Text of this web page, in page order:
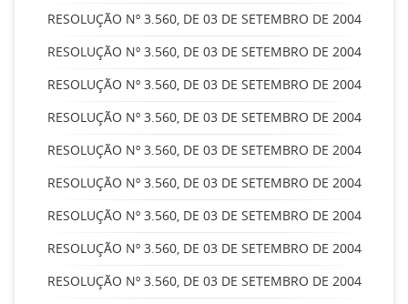
RESOLUÇÃO Nº 3.560, DE 03 DE SETEMBRO DE 2004
RESOLUÇÃO Nº 3.560, DE 03 DE SETEMBRO DE 2004
RESOLUÇÃO Nº 3.560, DE 03 DE SETEMBRO DE 2004
RESOLUÇÃO Nº 3.560, DE 03 DE SETEMBRO DE 2004
RESOLUÇÃO Nº 3.560, DE 03 DE SETEMBRO DE 2004
RESOLUÇÃO Nº 3.560, DE 03 DE SETEMBRO DE 2004
RESOLUÇÃO Nº 3.560, DE 03 DE SETEMBRO DE 2004
RESOLUÇÃO Nº 3.560, DE 03 DE SETEMBRO DE 2004
RESOLUÇÃO Nº 3.560, DE 03 DE SETEMBRO DE 2004